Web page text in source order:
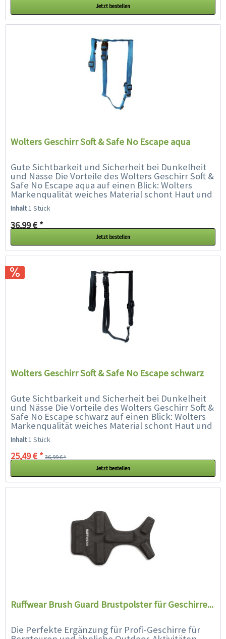
Jetzt bestellen
Wolters Geschirr Soft & Safe No Escape aqua
Gute Sichtbarkeit und Sicherheit bei Dunkelheit
und Nässe Die Vorteile des Wolters Geschirr Soft &
Safe No Escape aqua auf einen Blick: Wolters
Markenqualität weiches Material schont Haut und
Fell Ihres Hundes gefertigt aus...
Inhalt1 Stück
36,99 € *
Jetzt bestellen
Wolters Geschirr Soft & Safe No Escape schwarz
Gute Sichtbarkeit und Sicherheit bei Dunkelheit
und Nässe Die Vorteile des Wolters Geschirr Soft &
Safe No Escape schwarz auf einen Blick: Wolters
Markenqualität weiches Material schont Haut und
Fell Ihres Hundes gefertigt aus...
Inhalt1 Stück
25,49 € * 36,99 € *
Jetzt bestellen
Ruffwear Brush Guard Brustpolster für Geschirre...
Die Perfekte Ergänzung für Profi-Geschirre für